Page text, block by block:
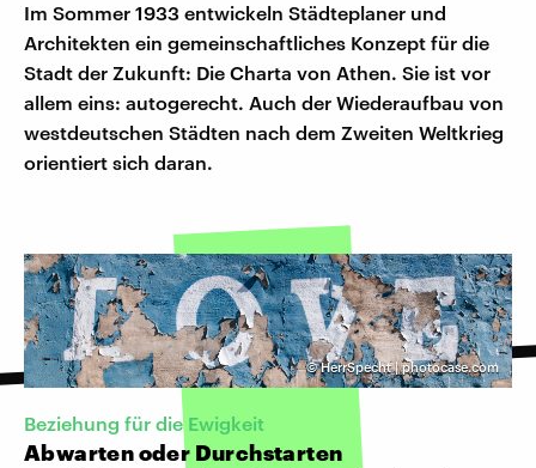
Im Sommer 1933 entwickeln Städteplaner und
Architekten ein gemeinschaftliches Konzept für die
Stadt der Zukunft: Die Charta von Athen. Sie ist vor
allem eins: autogerecht. Auch der Wiederaufbau von
westdeutschen Städten nach dem Zweiten Weltkrieg
orientiert sich daran.
©HerrSpecht | photocase.com
Beziehung für die Ewigkeit
Abwarten oder Durchstarten